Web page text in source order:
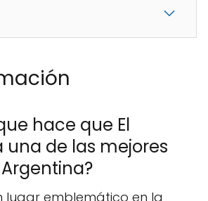
hace que El
una de las mejores
lugar emblemático en la